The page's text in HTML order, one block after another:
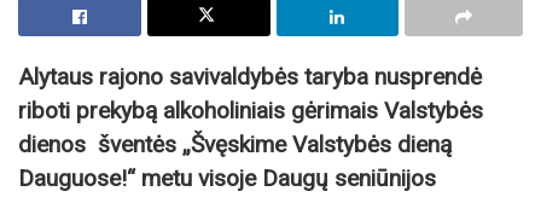
Alytaus rajono savivaldybės taryba nusprendė
riboti prekybą alkoholiniais gėrimais Valstybės
dienos šventės „Švęskime Valstybės dieną
Dauguose!“ metu visoje Daugų seniūnijos